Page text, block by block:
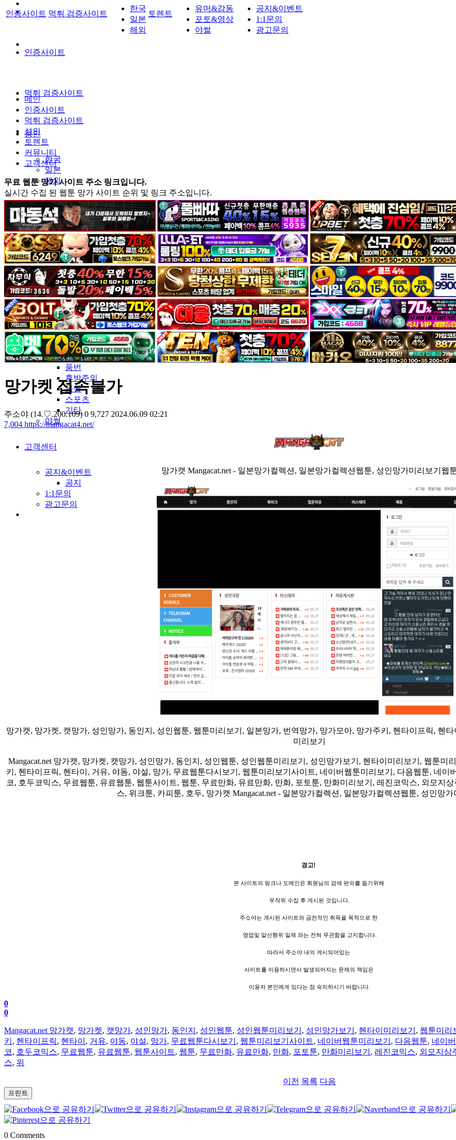
인증사이트
먹튀 검증사이트
성인
한국
일본
해외
토렌트
커뮤니티
유머&감동
포토&영상
일반인
연예인
서양
모델
그라비아
코스프레
BJ
품번
후방주의
움짤
스포츠
기타
야썰
고객센터
공지&이벤트
공지
1:1문의
광고문의
인증사이트 먹튀 검증사이트
한국
일본
해외
토렌트
유머&감동
포토&영상
야썰
공지&이벤트
1:1문의
광고문의
메인
인증사이트
먹튀 검증사이트
성인
토렌트
커뮤니티
고객센터
무료 웹툰 망가 사이트 주소 링크입니다.
실시간 수집 된 웹툰 망가 사이트 순위 및 링크 주소입니다.
망가켓 접속불가
주소야 (14.♡.200.109) 0 9,727 2024.06.09 02:21
7,004 https://mangacat4.net/
망가캣 Mangacat.net - 일본망가컬렉션, 일본망가컬렉션웹툰, 성인망가미리보기웹
망가캣, 망가켓, 캣망가, 성인망가, 동인지, 성인웹툰, 웹툰미리보기, 일본망가, 번역망가, 망가모아, 망가주키, 헨타이프릭, 헨
미리보기
Mangacat.net 망가캣, 망가켓, 캣망가, 성인망가, 동인지, 성인웹툰, 성인웹툰미리보기, 성인망가보기, 헨타이미리보기, 웹툰미
키, 헨타이프릭, 헨타이, 거유, 야동, 야설, 망가, 무료웹툰다시보기, 웹툰미리보기사이트, 네이버웹툰미리보기, 다음웹툰, 네이
코, 호두코믹스, 무료웹툰, 유료웹툰, 웹툰사이트, 웹툰, 무료만화, 유료만화, 만화, 포토툰, 만화미리보기, 레진코믹스, 외모지
스, 위크툰, 카피툰, 호두, 망가캣 Mangacat.net - 일본망가컬렉션, 일본망가컬렉션웹툰, 성인망
경고!
본 사이트의 링크나 도메인은 회원님의 검색 편의를 돕기위해
무작위 수집 후 게시된 것입니다.
주소야는 게시된 사이트와 금전적인 취득을 목적으로 한
영업및 알선행위 일체 와는 전혀 무관함을 고지합니다.
따라서 주소야 내의 게시되어있는
사이트를 이용하시면서 발생되어지는 문제의 책임은
이용자 본인에게 있다는 점 숙지하시기 바랍니다.
0
0
Mangacat.net 망가캣, 망가켓, 캣망가, 성인망가, 동인지 , 성인웹툰, 성인웹툰미리보기 , 성인망가보기 , 헨타이미리보기 , 웹툰미리
키 , 헨타이프릭, 헨타이 , 거유, 야동, 야설, 망가, 무료웹툰다시보기 , 웹툰미리보기사이트, 네이버웹툰미리보기 , 다음웹툰, 네이
코, 호두코믹스, 무료웹툰, 유료웹툰, 웹툰사이트, 웹툰, 무료만화, 유료만화, 만화, 포토툰, 만화미리보기 , 레진코믹스, 외모지상
스, 위
이전 목록 다음
프린트
0 Comments